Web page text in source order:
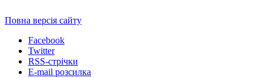
Повна версія сайту
Facebook
Twitter
RSS-стрічки
E-mail розсилка